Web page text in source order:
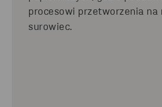
procesowi przetworzenia na
surowiec.